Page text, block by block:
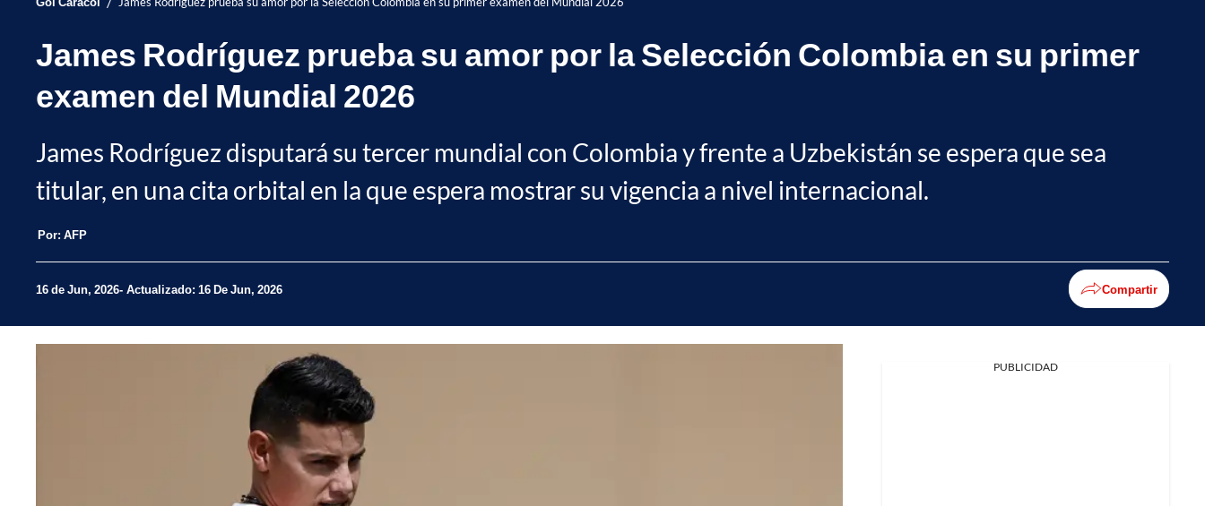
James Rodríguez prueba su amor por la Selección Colombia en su primer
examen del Mundial 2026
James Rodríguez disputará su tercer mundial con Colombia y frente a Uzbekistán se espera que sea
titular, en una cita orbital en la que espera mostrar su vigencia a nivel internacional.
Por: AFP
16 de Jun, 2026 Actualizado: 16 De Jun, 2026 Compartir
PUBLICIDAD